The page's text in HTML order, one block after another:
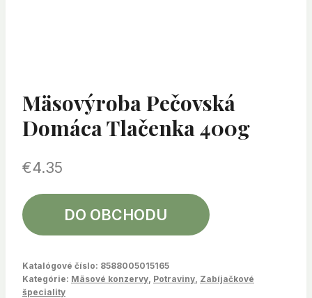
Mäsovýroba Pečovská
Domáca Tlačenka 400g
€4.35
DO OBCHODU
Katalógové číslo: 8588005015165
Kategórie: Mäsové konzervy Potraviny Zabíjačkové
špeciality